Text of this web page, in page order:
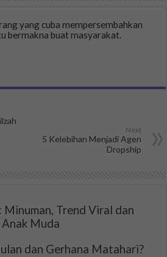
yang cuba mempersembahkan
bermakna buat masyarakat.
Next
5 Kelebihan Menjadi Agen
Dropship
Trend Viral dan
Muda
dan Gerhana Matahari?